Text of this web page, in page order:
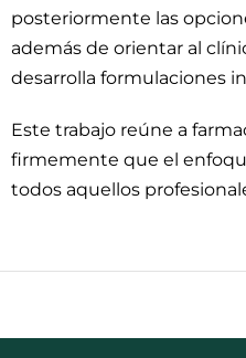
posteriormente las
además de orientar al
desarrolla formulaciones
Este trabajo reúne a
firmemente que el
todos aquellos